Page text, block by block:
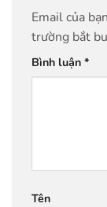
Email của
trường bắt
Bình luận *
Tên